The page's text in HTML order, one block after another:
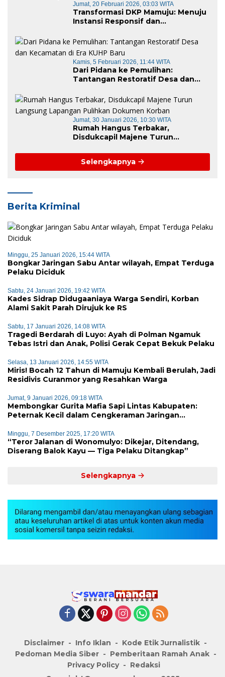
Jumat, 20 Februari 2026, 03:03 WITA
Transformasi DKP Mamuju: Menuju
Instansi Responsif dan
“Mamuju Keren”
Kamis, 5 Februari 2026, 11:44 WITA
Dari Pidana ke Pemulihan:
Tantangan Restoratif Desa dan
Jumat, 30 Januari 2026, 10:30 WITA
Rumah Hangus Terbakar,
Disdukcapil Majene Turun
Dokumen Korban
Selengkapnya
Berita Kriminal
Minggu, 25 Januari 2026, 15:44 WITA
Bongkar Jaringan Sabu Antar wilayah, Empat Terduga
Pelaku Diciduk
Sabtu, 24 Januari 2026, 19:42 WITA
Kades Sidrap Didugaaniaya Warga Sendiri, Korban
Alami Sakit Parah Dirujuk ke RS
Sabtu, 17 Januari 2026, 14:08 WITA
Tragedi Berdarah di Luyo: Ayah di Polman Ngamuk
Tebas Istri dan Anak, Polisi Gerak Cepat Bekuk Pelaku
Selasa, 13 Januari 2026, 14:55 WITA
Miris! Bocah 12 Tahun di Mamuju Kembali Berulah, Jadi
Residivis Curanmor yang Resahkan Warga
Jumat, 9 Januari 2026, 09:18 WITA
Membongkar Gurita Mafia Sapi Lintas Kabupaten:
Peternak Kecil dalam Cengkeraman Jaringan
Minggu, 7 Desember 2025, 17:20 WITA
“Teror Jalanan di Wonomulyo: Dikejar, Ditendang,
Diserang Balok Kayu — Tiga Pelaku Ditangkap”
Selengkapnya
Disclaimer Info Iklan
Kode Etik Jurnalistik
Pedoman Media Siber
Pemberitaan Ramah Anak
Privacy Policy
Redaksi